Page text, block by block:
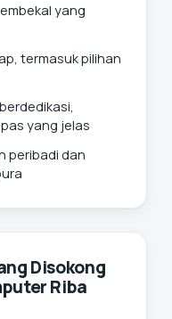
yang
termasuk pilihan
yang jelas
peribadi dan
Disokong
Riba